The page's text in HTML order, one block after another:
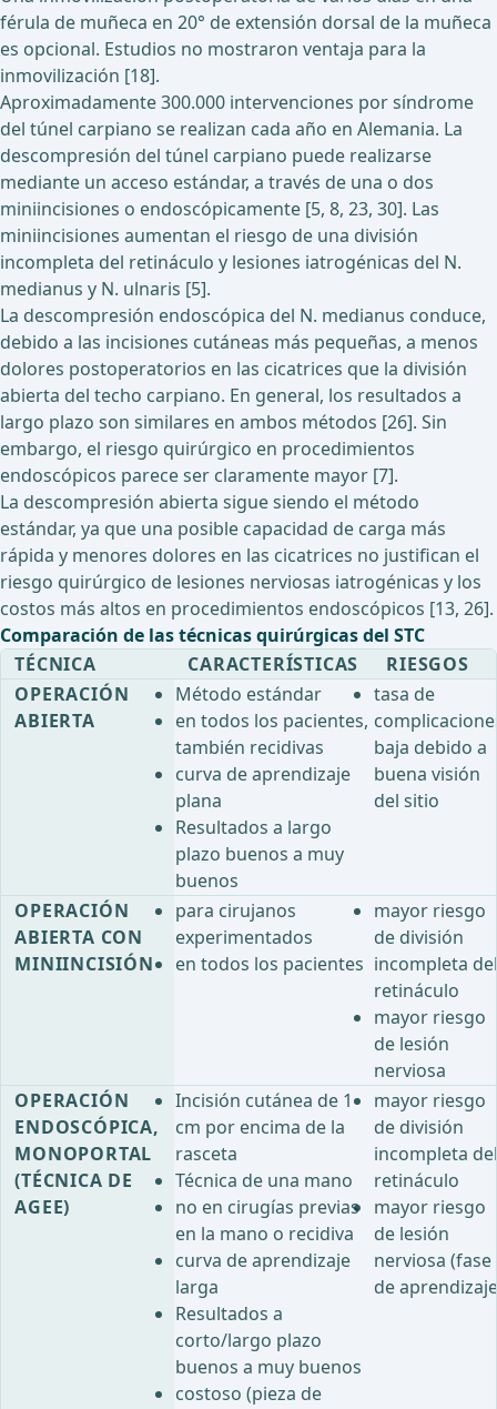
férula de muñeca en 20° de extensión dorsal de la muñeca
es opcional. Estudios no mostraron ventaja para la
inmovilización [18].
Aproximadamente 300.000 intervenciones por síndrome
del túnel carpiano se realizan cada año en Alemania. La
descompresión del túnel carpiano puede realizarse
mediante un acceso estándar, a través de una o dos
miniincisiones o endoscópicamente [5, 8, 23, 30]. Las
miniincisiones aumentan el riesgo de una división
incompleta del retináculo y lesiones iatrogénicas del N.
medianus y N. ulnaris [5].
La descompresión endoscópica del N. medianus conduce,
debido a las incisiones cutáneas más pequeñas, a menos
dolores postoperatorios en las cicatrices que la división
abierta del techo carpiano. En general, los resultados a
largo plazo son similares en ambos métodos [26]. Sin
embargo, el riesgo quirúrgico en procedimientos
endoscópicos parece ser claramente mayor [7].
La descompresión abierta sigue siendo el método
estándar, ya que una posible capacidad de carga más
rápida y menores dolores en las cicatrices no justifican el
riesgo quirúrgico de lesiones nerviosas iatrogénicas y los
costos más altos en procedimientos endoscópicos [13, 26].
Comparación de las técnicas quirúrgicas del STC
TÉCNICA
CARACTERÍSTICAS
RIESGOS
OPERACIÓN
ABIERTA
Método estándar
en todos los pacientes,
también recidivas
curva de aprendizaje
plana
Resultados a largo
plazo buenos a muy
buenos
tasa de
baja debido a
buena visión
del sitio
OPERACIÓN
ABIERTA CON
MINIINCISIÓN
para cirujanos
experimentados
en todos los pacientes
mayor riesgo
de división
incompleta del
retináculo
mayor riesgo
de lesión
nerviosa
OPERACIÓN
ENDOSCÓPICA,
MONOPORTAL
(TÉCNICA DE
AGEE)
Incisión cutánea de 1
cm por encima de la
rasceta
Técnica de una mano
no en cirugías previas
en la mano o recidiva
curva de aprendizaje
larga
Resultados a
corto/largo plazo
buenos a muy buenos
costoso (pieza de
mayor riesgo
de división
incompleta del
retináculo
mayor riesgo
de lesión
nerviosa (fase
de